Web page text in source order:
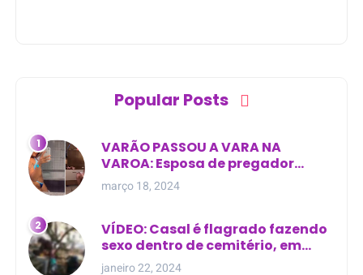
Popular Posts
VARÃO PASSOU A VARA NA
VAROA: Esposa de pregador
evangélico descobre
relacionamento extra-conjugal
março 18, 2024
VÍDEO: Casal é flagrado fazendo
sexo dentro de cemitério, em
cima de túmulo no Maranhão
janeiro 22, 2024